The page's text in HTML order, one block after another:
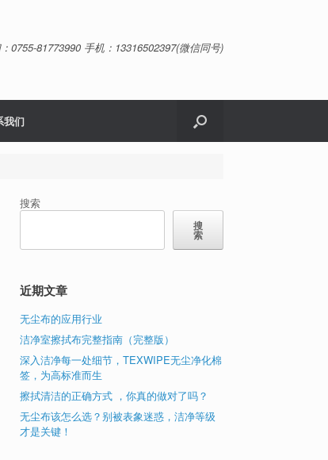
0755-81773990 手机：13316502397(微信同号)
我们
搜索
搜
索
近期文章
无尘布的应用行业
洁净室擦拭布完整指南（完整版）
深入洁净每一处细节，TEXWIPE无尘净化棉
签，为高标准而生
擦拭清洁的正确方式 ，你真的做对了吗？
无尘布该怎么选？别被表象迷惑，洁净等级
才是关键！